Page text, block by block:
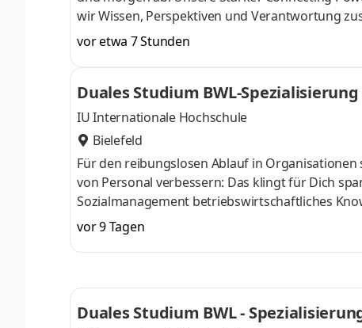
wir Wissen, Perspektiven und Verant­wortung
entwickeln uns sowie unsere Services und
mit­gestalten. Klingt gut? Lerne uns als
Du kannst dich nicht zwischen Au
vor etwa 7 Stunden
Duales Studium BWL-
IU Internationale Hochschule
Bielefeld
Für den reibungslosen Ablauf in
von Personal verbessern: Das klingt für Dich
Sozialmanagement betriebswirtschaftliches
April oder im Oktober starten – direkt am
Du bei einem Unternehmen in Deiner Nähe.
Aufnahmeprüfung startenDu absolvierst ein
vor 9 Tagen
Duales Studium BWL -